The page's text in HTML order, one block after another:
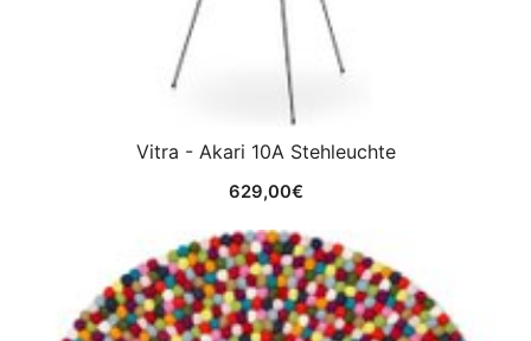
Vitra - Akari 10A Stehleuchte
629,00€